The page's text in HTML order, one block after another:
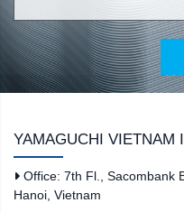
YAMAGUCHI VIETNAM
Office: 7th Fl., Sacombank
Hanoi, Vietnam